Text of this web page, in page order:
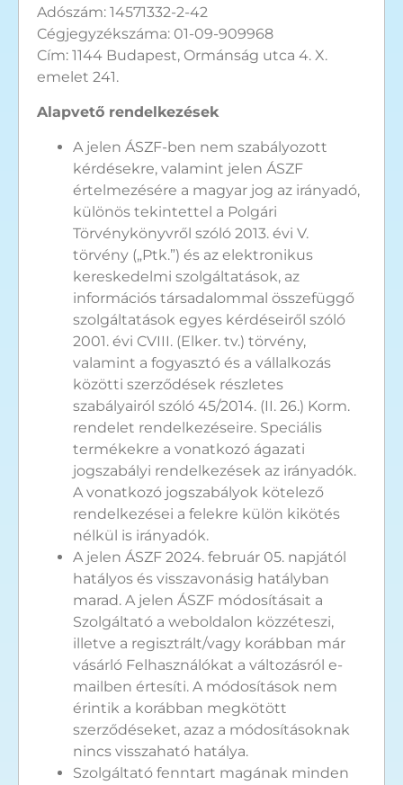
Adószám: 14571332-2-42
Cégjegyzékszáma: 01-09-909968
Cím: 1144 Budapest, Ormánság utca 4. X.
emelet 241.
Alapvető rendelkezések
A jelen ÁSZF-ben nem szabályozott
kérdésekre, valamint jelen ÁSZF
értelmezésére a magyar jog az irányadó,
különös tekintettel a Polgári
Törvénykönyvről szóló 2013. évi V.
törvény („Ptk.”) és az elektronikus
kereskedelmi szolgáltatások, az
információs társadalommal összefüggő
szolgáltatások egyes kérdéseiről szóló
2001. évi CVIII. (Elker. tv.) törvény,
valamint a fogyasztó és a vállalkozás
közötti szerződések részletes
szabályairól szóló 45/2014. (II. 26.) Korm.
rendelet rendelkezéseire. Speciális
termékekre a vonatkozó ágazati
jogszabályi rendelkezések az irányadók.
A vonatkozó jogszabályok kötelező
rendelkezései a felekre külön kikötés
nélkül is irányadók.
A jelen ÁSZF 2024. február 05. napjától
hatályos és visszavonásig hatályban
marad. A jelen ÁSZF módosításait a
Szolgáltató a weboldalon közzéteszi,
illetve a regisztrált/vagy korábban már
vásárló Felhasználókat a változásról e-
mailben értesíti. A módosítások nem
érintik a korábban megkötött
szerződéseket, azaz a módosításoknak
nincs visszaható hatálya.
Szolgáltató fenntart magának minden